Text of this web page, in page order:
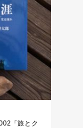
「旅とク